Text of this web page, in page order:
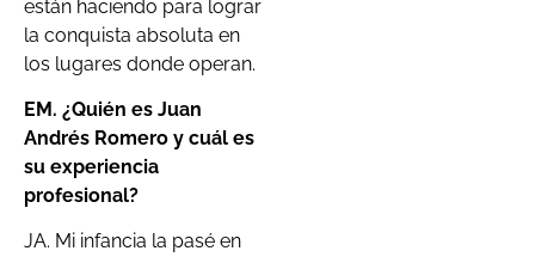
están haciendo para lograr
la conquista absoluta en
los lugares donde operan.
EM. ¿Quién es Juan
Andrés Romero y cuál es
su experiencia
profesional?
JA. Mi infancia la pasé en